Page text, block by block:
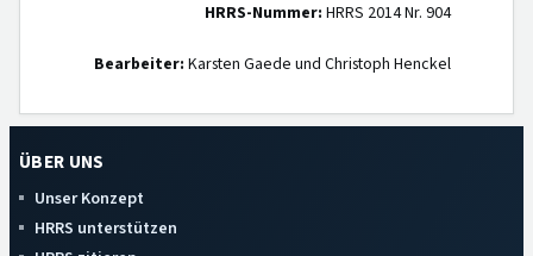
HRRS-Nummer: HRRS 2014 Nr. 904
Bearbeiter: Karsten Gaede und Christoph Henckel
ÜBER UNS
Unser Konzept
HRRS unterstützen